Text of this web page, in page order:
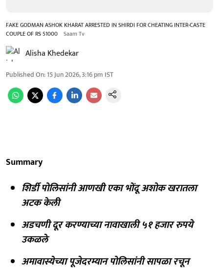
FAKE GODMAN ASHOK KHARAT ARRESTED IN SHIRDI FOR CHEATING INTER-CASTE
COUPLE OF RS 51000 Saam Tv
Alisha Khedekar
Published On:15 Jun 2026, 3:16 pm IST
Summary
शिर्डी पोलिसांनी आणखी एका भोंदू अशोक खरातला
अटक केली
अडचणी दूर करण्याच्या नावाखाली ५१ हजार रुपये
उकळले
अमावास्येच्या पूजेदरम्यान पोलिसांनी सापळा रचून